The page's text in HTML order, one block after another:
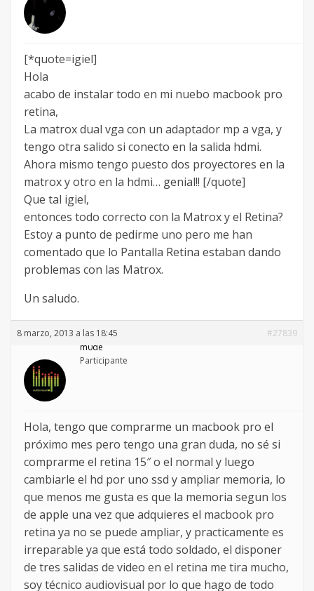
[*quote=igiel]
Hola
acabo de instalar todo en mi nuebo macbook pro
retina,
La matrox dual vga con un adaptador mp a vga, y
tengo otra salido si conecto en la salida hdmi.
Ahora mismo tengo puesto dos proyectores en la
matrox y otro en la hdmi… genial!! [/quote]
Que tal igiel,
entonces todo correcto con la Matrox y el Retina?
Estoy a punto de pedirme uno pero me han
comentado que lo Pantalla Retina estaban dando
problemas con las Matrox.
Un saludo.
8 marzo, 2013 a las 18:45
#27839
m0de
Participante
Hola, tengo que comprarme un macbook pro el
próximo mes pero tengo una gran duda, no sé si
comprarme el retina 15″ o el normal y luego
cambiarle el hd por uno ssd y ampliar memoria, lo
que menos me gusta es que la memoria segun los
de apple una vez que adquieres el macbook pro
retina ya no se puede ampliar, y practicamente es
irreparable ya que está todo soldado, el disponer
de tres salidas de video en el retina me tira mucho,
soy técnico audiovisual por lo que hago de todo